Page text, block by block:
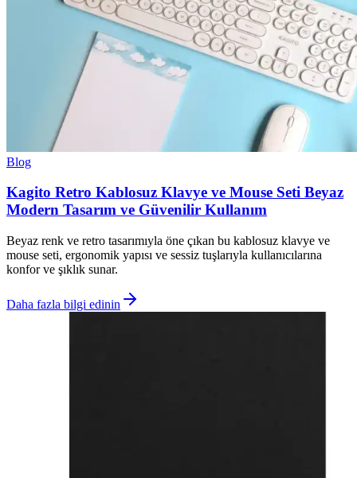
Blog
Kagito Retro Kablosuz Klavye ve Mouse Seti Beyaz
Modern Tasarım ve Güvenilir Kullanım
Beyaz renk ve retro tasarımıyla öne çıkan bu kablosuz klavye ve
mouse seti, ergonomik yapısı ve sessiz tuşlarıyla kullanıcılarına
konfor ve şıklık sunar.
Daha fazla bilgi edinin